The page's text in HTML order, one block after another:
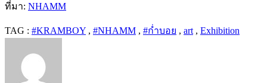
ที่มา: NHAMM
TAG : #KRAMBOY , #NHAMM , #ก่ำบอย , art , Exhibition